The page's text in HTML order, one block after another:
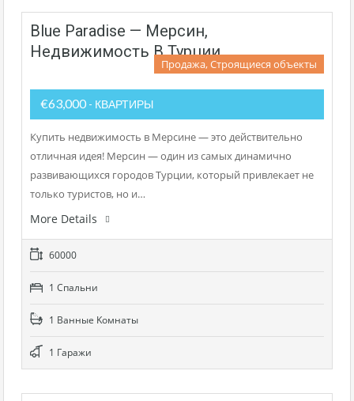
Blue Paradise — Мерсин,
Недвижимость В Турции
Продажа, Строящиеся объекты
€63,000 - КВАРТИРЫ
Купить недвижимость в Мерсине — это действительно
отличная идея! Мерсин — один из самых динамично
развивающихся городов Турции, который привлекает не
только туристов, но и…
More Details
60000
1 Cпальни
1 Bанные Kомнаты
1 Гаражи